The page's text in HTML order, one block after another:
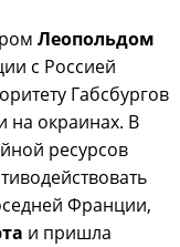
Леопольдом
с Россией
Габсбургов
на окраинах. В
ресурсов
Франции,
и пришла